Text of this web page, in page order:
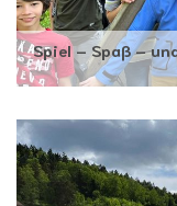
Spiel – Spaß –